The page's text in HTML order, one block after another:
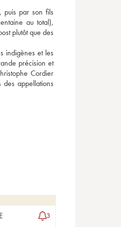
puis par son fils
au total),
plutôt que des
indigènes et les
précision et
Cordier
appellations
3